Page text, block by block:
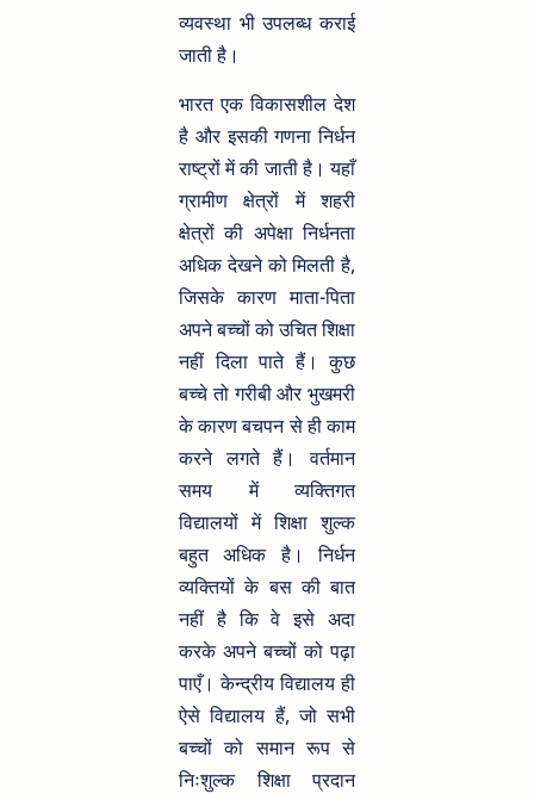
व्यवस्था भी उपलब्ध कराई
जाती है।
भारत एक विकासशील देश
है और इसकी गणना निर्धन
राष्ट्रों में की जाती है। यहाँ
ग्रामीण क्षेत्रों में शहरी
क्षेत्रों की अपेक्षा निर्धनता
अधिक देखने को मिलती है,
जिसके कारण माता-पिता
अपने बच्चों को उचित शिक्षा
नहीं दिला पाते हैं। कुछ
बच्चे तो गरीबी और भुखमरी
के कारण बचपन से ही काम
करने लगते हैं। वर्तमान
समय में व्यक्तिगत
विद्यालयों में शिक्षा शुल्क
बहुत अधिक है। निर्धन
व्यक्तियों के बस की बात
नहीं है कि वे इसे अदा
करके अपने बच्चों को पढ़ा
पाएँ। केन्द्रीय विद्यालय ही
ऐसे विद्यालय हैं, जो सभी
बच्चों को समान रूप से
निःशुल्क शिक्षा प्रदान